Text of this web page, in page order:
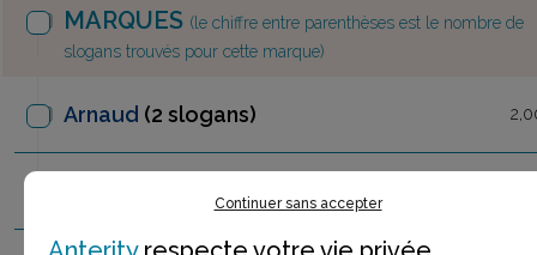
MARQUES (le chiffre entre parenthèses est le nombre de
slogans trouvés pour cette marque)
Arnaud (2 slogans)
(4 slogans)
Continuer sans accepter